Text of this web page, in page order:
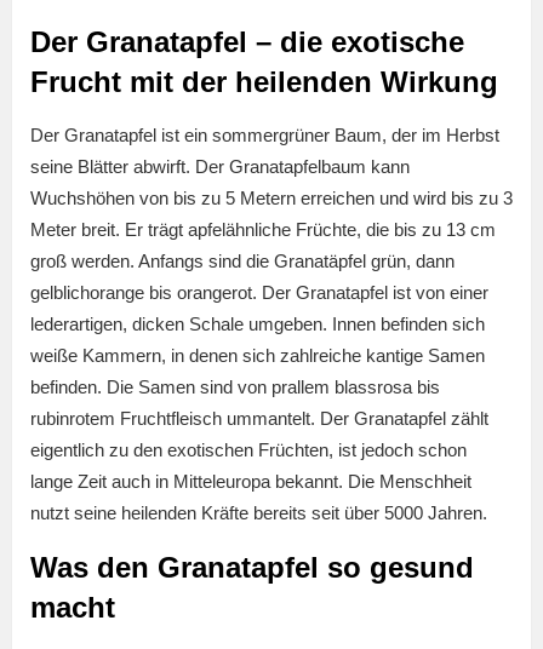
Der Granatapfel – die exotische
Frucht mit der heilenden Wirkung
Der Granatapfel ist ein sommergrüner Baum, der im Herbst
seine Blätter abwirft. Der Granatapfelbaum kann
Wuchshöhen von bis zu 5 Metern erreichen und wird bis zu 3
Meter breit. Er trägt apfelähnliche Früchte, die bis zu 13 cm
groß werden. Anfangs sind die Granatäpfel grün, dann
gelblichorange bis orangerot. Der Granatapfel ist von einer
lederartigen, dicken Schale umgeben. Innen befinden sich
weiße Kammern, in denen sich zahlreiche kantige Samen
befinden. Die Samen sind von prallem blassrosa bis
rubinrotem Fruchtfleisch ummantelt. Der Granatapfel zählt
eigentlich zu den exotischen Früchten, ist jedoch schon
lange Zeit auch in Mitteleuropa bekannt. Die Menschheit
nutzt seine heilenden Kräfte bereits seit über 5000 Jahren.
Was den Granatapfel so gesund
macht